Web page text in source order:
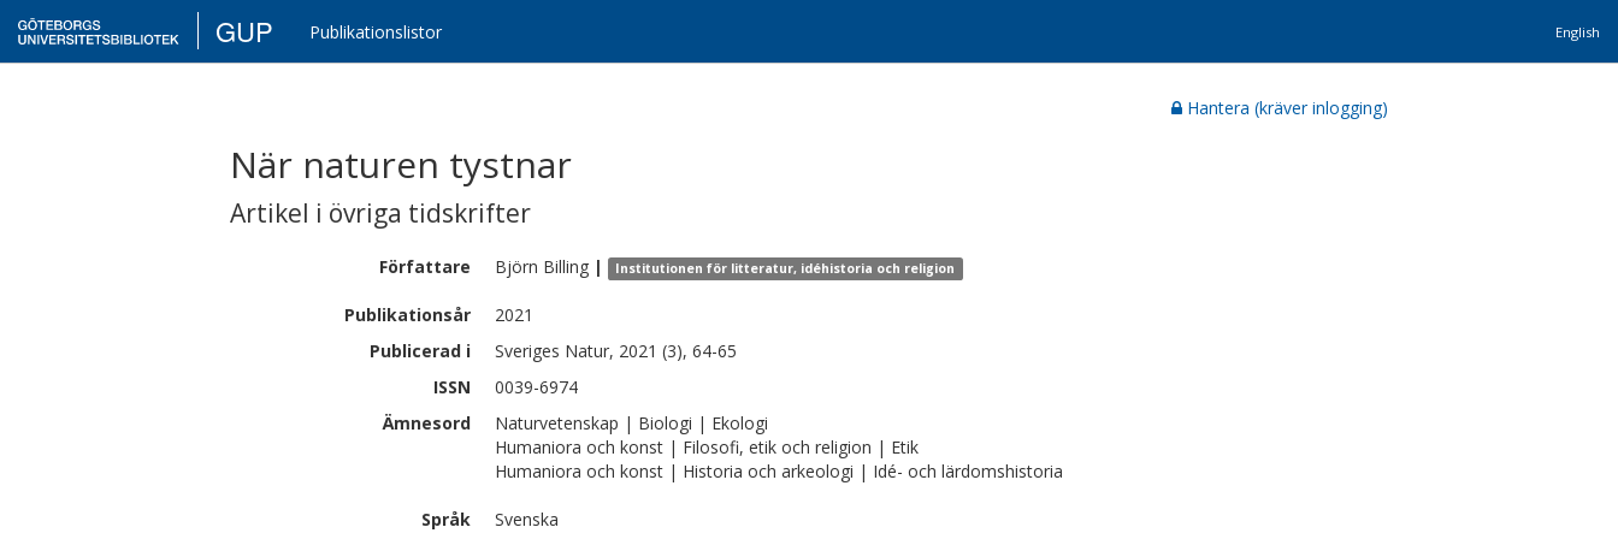
GUP Publikationslistor English
Hantera (kräver inlogging)
När naturen tystnar
Artikel i övriga tidskrifter
Författare Björn Billing | Institutionen för litteratur, idéhistoria och religion
Publikationsår
2021
Publicerad i
Sveriges Natur, 2021 (3), 64-65
ISSN
0039-6974
Ämnesord
Naturvetenskap | Biologi | Ekologi
Humaniora och konst | Filosofi, etik och religion | Etik
Humaniora och konst | Historia och arkeologi | Idé- och lärdomshistoria
Språk Svenska